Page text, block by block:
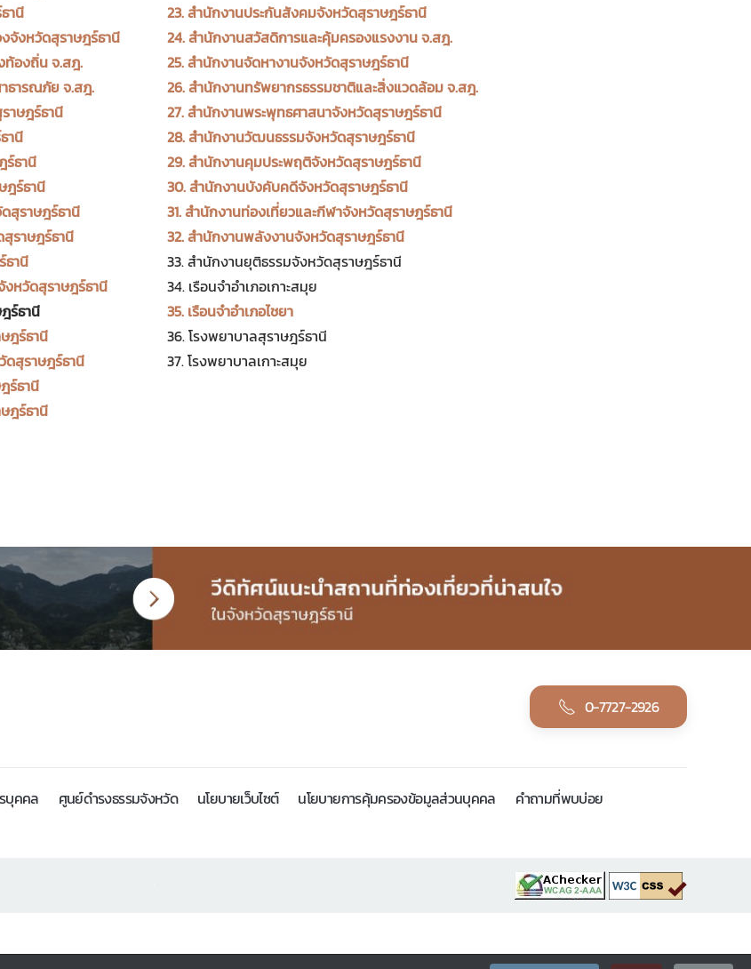
านี
งจังหวัดสุราษฎร์ธานี
ท้องถิ่น จ.สฎ.
ธารณภัย จ.สฎ.
าษฎร์ธานี
านี
ร์ธานี
ฎร์ธานี
สุราษฎร์ธานี
ราษฎร์ธานี
ธานี
หวัดสุราษฎร์ธานี
ร์ธานี
ฎร์ธานี
ดสุราษฎร์ธานี
ร์ธานี
ฎร์ธานี
23. สำนักงานประกันสังคมจังหวัดสุราษฎร์ธานี
24. สำนักงานสวัสดิการและคุ้มครองแรงงาน จ.สฎ.
25. สำนักงานจัดหางานจังหวัดสุราษฎร์ธานี
26. สำนักงานทรัพยากรธรรมชาติและสิ่งแวดล้อม จ.สฎ.
27. สำนักงานพระพุทธศาสนาจังหวัดสุราษฎร์ธานี
28. สำนักงานวัฒนธรรมจังหวัดสุราษฎร์ธานี
29. สำนักงานคุมประพฤติจังหวัดสุราษฎร์ธานี
30. สำนักงานบังคับคดีจังหวัดสุราษฎร์ธานี
31. สำนักงานท่องเที่ยวและกีฬาจังหวัดสุราษฎร์ธานี
32. สำนักงานพลังงานจังหวัดสุราษฎร์ธานี
33. สำนักงานยุติธรรมจังหวัดสุราษฎร์ธานี
34. เรือนจำอำเภอเกาะสมุย
35. เรือนจำอำเภอไชยา
36. โรงพยาบาลสุราษฎร์ธานี
37. โรงพยาบาลเกาะสมุย
0-7727-2926
บุคคล ศูนย์ดำรงธรรมจังหวัด นโยบายเว็บไซต์ นโยบายการคุ้มครองข้อมูลส่วนบุคคล
คำถามที่พบบ่อย